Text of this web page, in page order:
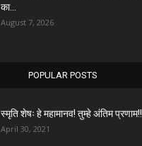
का...
August 7, 2026
POPULAR POSTS
स्मृति शेषः हे महामानव! तुम्हे अंतिम प्रणाम!!
April 30, 2021